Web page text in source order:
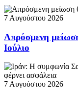
7 Αυγούστου 2026
Απρόσμενη
Ιούλιο
7 Αυγούστου 2026